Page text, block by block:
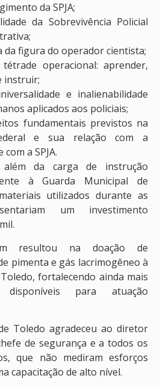
da SPJA;
da Sobrevivência Policial
da figura do operador cientista;
operacional: aprender,
instruir;
e inalienabilidade
aplicados aos policiais;
fundamentais previstos na
e sua relação com a
a SPJA.
da carga de instrução
à Guarda Municipal de
utilizados durante as
um investimento
resultou na doação de
pimenta e gás lacrimogêneo à
fortalecendo ainda mais
para atuação
Toledo agradeceu ao diretor
de segurança e a todos os
que não mediram esforços
capacitação de alto nível.